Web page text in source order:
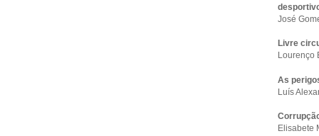
José
Livre
As
Luís
Elisabete